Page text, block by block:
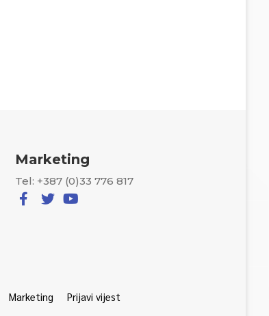
Marketing
Tel: +387 (0)33 776 817
Marketing Prijavi vijest